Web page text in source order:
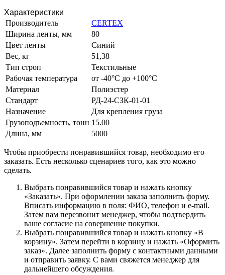
Характеристики
Производитель
CERTEX
Ширина ленты, мм
80
Цвет ленты
Синий
Вес, кг
51,38
Тип строп
Текстильные
Рабочая температура
от -40°C до +100°C
Материал
Полиэстер
Стандарт
РД-24-СЗК-01-01
Назначение
Для крепления груза
Грузоподъемность, тонн 15.00
Длина, мм
5000
Чтобы приобрести понравившийся товар, необходимо его
заказать. Есть несколько сценариев того, как это можно
сделать.
Выбрать понравившийся товар и нажать кнопку
«Заказать». При оформлении заказа заполнить форму.
Вписать информацию в поля: ФИО, телефон и e-mail.
Затем вам перезвонит менеджер, чтобы подтвердить
ваше согласие на совершение покупки.
Выбрать понравившийся товар и нажать кнопку «В
корзину». Затем перейти в корзину и нажать «Оформить
заказ». Далее заполнить форму с контактными данными
и отправить заявку. С вами свяжется менеджер для
дальнейшего обсуждения.